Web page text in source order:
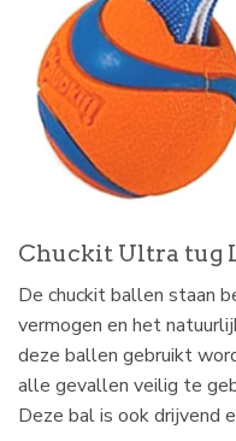
Chuckit Ultra tug
De chuckit ballen staan
vermogen en het
deze ballen gebruikt
alle gevallen veilig te
Deze bal is ook drijvend